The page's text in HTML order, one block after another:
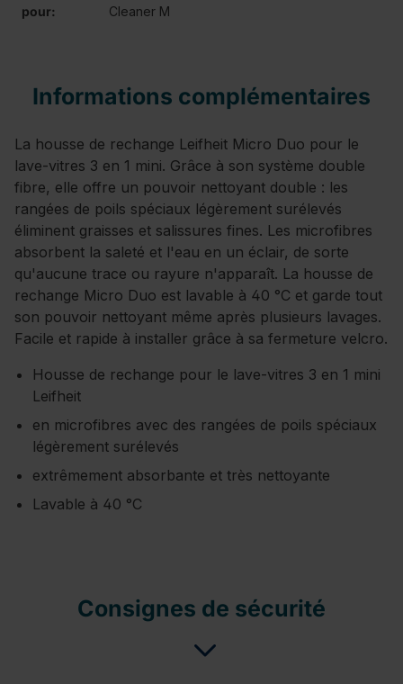
pour:
Cleaner M
Informations complémentaires
La housse de rechange Leifheit Micro Duo pour le
lave-vitres 3 en 1 mini. Grâce à son système double
fibre, elle offre un pouvoir nettoyant double : les
rangées de poils spéciaux légèrement surélevés
éliminent graisses et salissures fines. Les microfibres
absorbent la saleté et l'eau en un éclair, de sorte
qu'aucune trace ou rayure n'apparaît. La housse de
rechange Micro Duo est lavable à 40 °C et garde tout
son pouvoir nettoyant même après plusieurs lavages.
Facile et rapide à installer grâce à sa fermeture velcro.
Housse de rechange pour le lave-vitres 3 en 1 mini
Leifheit
en microfibres avec des rangées de poils spéciaux
légèrement surélevés
extrêmement absorbante et très nettoyante
Lavable à 40 °C
Consignes de sécurité